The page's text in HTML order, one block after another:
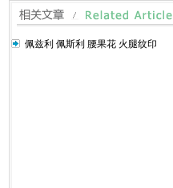
佩兹利 佩斯利 腰果花 火腿纹印